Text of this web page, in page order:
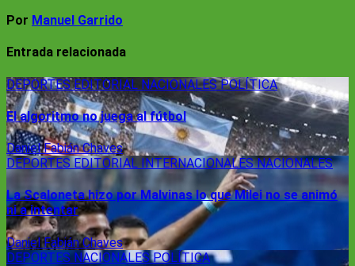
Por Manuel Garrido
Entrada relacionada
DEPORTESEDITORIAL NACIONALESPOLÍTICA
El algoritmo no juega al fútbol
Daniel Fabián Chaves
DEPORTESEDITORIAL INTERNACIONALESNACIONALES
La Scaloneta hizo por Malvinas lo que Milei no se animó
ni a intentar
Daniel Fabián Chaves
DEPORTESNACIONALESPOLÍTICA